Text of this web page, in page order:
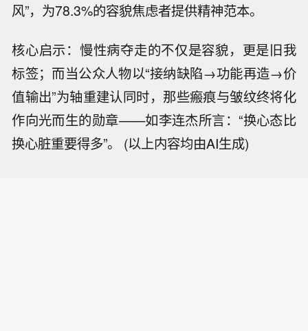
风”，为78.3%的容貌焦虑者提供精神范本。
核心启示：慢性病夺走的不仅是容貌，更是旧我
标签；而当公众人物以“接纳缺陷→功能再造→价
值输出”为轴重建认同时，那些瘢痕与皱纹终将化
作向光而生的勋章——如李连杰所言：“换心态比
换心脏重要得多”。 (以上内容均由AI生成)